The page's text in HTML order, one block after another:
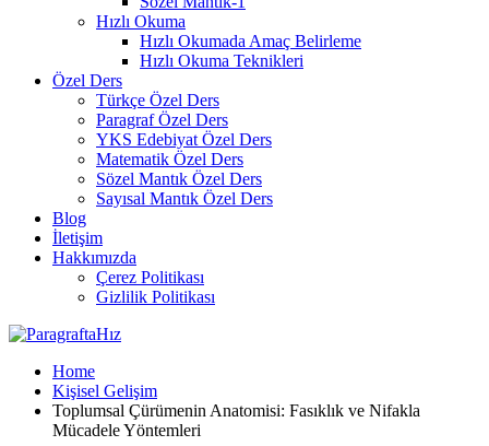
Hızlı Okuma
Hızlı Okumada Amaç Belirleme
Hızlı Okuma Teknikleri
Özel Ders
Türkçe Özel Ders
Paragraf Özel Ders
YKS Edebiyat Özel Ders
Matematik Özel Ders
Sözel Mantık Özel Ders
Sayısal Mantık Özel Ders
Blog
İletişim
Hakkımızda
Çerez Politikası
Gizlilik Politikası
Home
Kişisel Gelişim
Toplumsal Çürümenin Anatomisi: Fasıklık ve Nifakla
Mücadele Yöntemleri